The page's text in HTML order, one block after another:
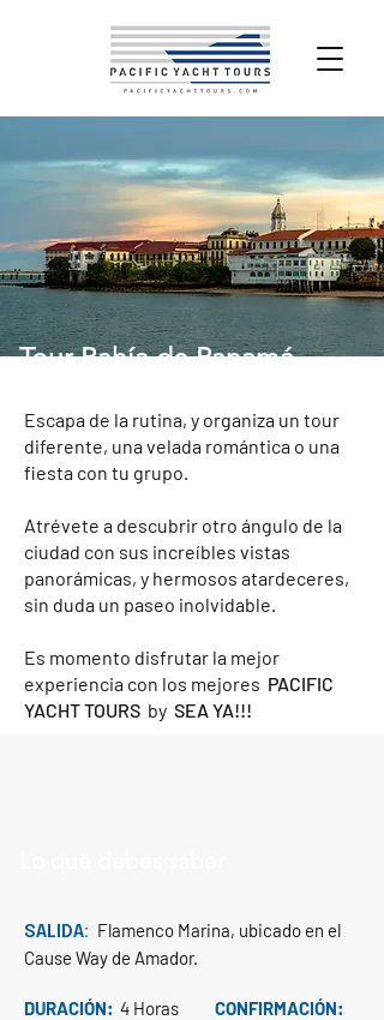
Tour Bahía de Panamá
Escapa de la rutina, y organiza un tour
diferente, una velada romántica o una
fiesta con tu grupo.
Atrévete a descubrir otro ángulo de la
ciudad con sus increíbles vistas
panorámicas, y hermosos atardeceres,
sin duda un paseo inolvidable.
Es momento disfrutar la mejor
experiencia con los mejores PACIFIC
YACHT TOURS by SEA YA!!!
SALIDA: Flamenco Marina, ubicado en el
Cause Way de Amador.
DURACIÓN: 4 Horas
CONFIRMACIÓN: